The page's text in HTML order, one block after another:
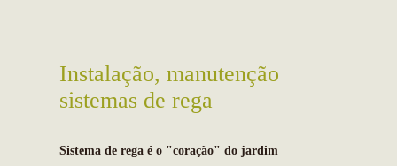
Instalação, manutenção
sistemas de rega
Sistema de rega é o "coração" do jardim